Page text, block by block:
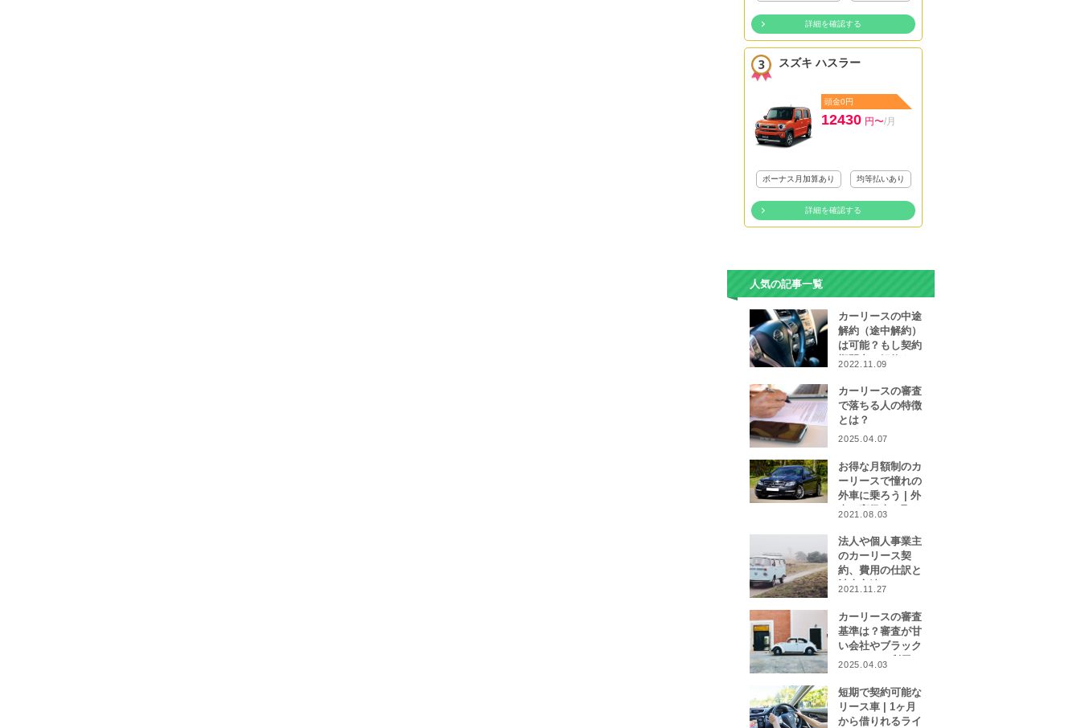
詳細を確認する
スズキ ハスラー
頭金0円
12430 円〜/月
ボーナス月加算あり 均等払いあり
詳細を確認する
人気の記事一覧
カーリースの中途
解約（途中解約）
は可能？もし契約
期間中に解約をし
なったら…
2022.11.09
カーリースの審査
で落ちる人の特徴
とは？
2025.04.07
お得な月額制のカ
ーリースで憧れの
外車に乗ろう | 外
車や高級車を取り
者をご紹介！
2021.08.03
法人や個人事業主
のカーリース契
約、費用の仕訳と
計上方法は？
2021.11.27
カーリースの審査
基準は？審査が甘
い会社やブラック
リストでも利用で
2025.04.03
短期で契約可能な
リース車 | 1ヶ月
から借りれるライ